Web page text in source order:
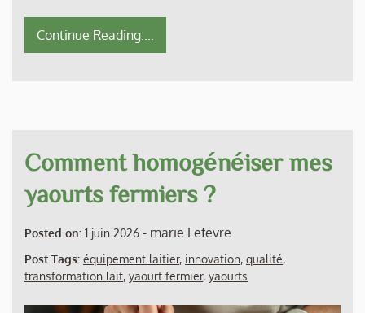
Continue Reading....
Comment homogénéiser mes
yaourts fermiers ?
Posted on: 1 juin 2026 - marie Lefevre
Post Tags: équipement laitier, innovation, qualité,
transformation lait, yaourt fermier, yaourts